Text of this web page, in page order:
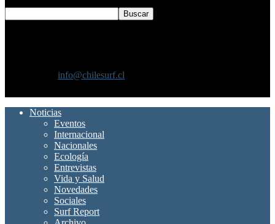
info@chilesurf.cl
Noticias
Eventos
Internacional
Nacionales
Ecología
Entrevistas
Vida y Salud
Novedades
Sociales
Surf Report